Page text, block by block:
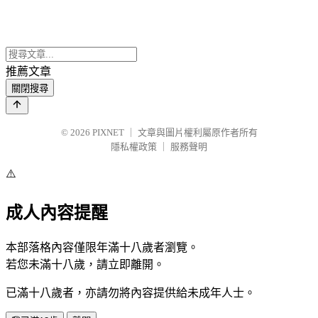
推薦文章
關閉搜尋
© 2026 PIXNET
文章與圖片權利屬原作者所有
隱私權政策
服務聲明
⚠️
成人內容提醒
本部落格內容僅限年滿十八歲者瀏覽。
若您未滿十八歲，請立即離開。
已滿十八歲者，亦請勿將內容提供給未成年人士。